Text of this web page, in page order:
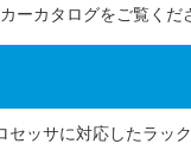
ーカタログをご覧くだ
ッサに対応したラック